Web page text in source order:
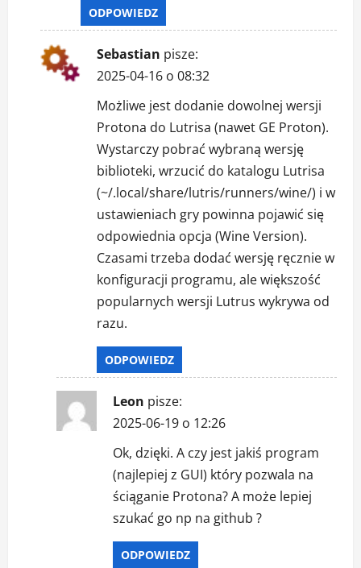
ODPOWIEDZ
Sebastian pisze:
2025-04-16 o 08:32
Możliwe jest dodanie dowolnej wersji
Protona do Lutrisa (nawet GE Proton).
Wystarczy pobrać wybraną wersję
biblioteki, wrzucić do katalogu Lutrisa
(~/.local/share/lutris/runners/wine/) i w
ustawieniach gry powinna pojawić się
odpowiednia opcja (Wine Version).
Czasami trzeba dodać wersję ręcznie w
konfiguracji programu, ale większość
popularnych wersji Lutrus wykrywa od
razu.
ODPOWIEDZ
Leon pisze:
2025-06-19 o 12:26
Ok, dzięki. A czy jest jakiś program
(najlepiej z GUI) który pozwala na
ściąganie Protona? A może lepiej
szukać go np na github ?
ODPOWIEDZ